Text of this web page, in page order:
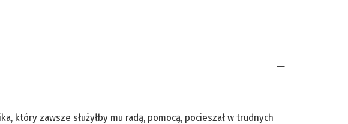
który zawsze służyłby mu radą, pomocą, pocieszał w trudnych